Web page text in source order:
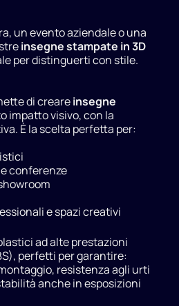
un evento aziendale o una
insegne stampate in 3D
per distinguerti con stile.
di creareinsegne
impatto visivo, con la
È la scelta perfetta per:
conferenze
e spazi creativi
ad alte prestazioni
perfetti per garantire:
resistenza agli urti
anche in esposizioni